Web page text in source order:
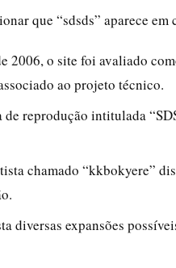
que “sdsds” aparece em
2006, o site foi avaliado
ao projeto técnico.
reprodução intitulada
chamado “kkbokyere”
diversas expansões